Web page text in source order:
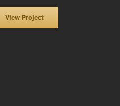
View Project